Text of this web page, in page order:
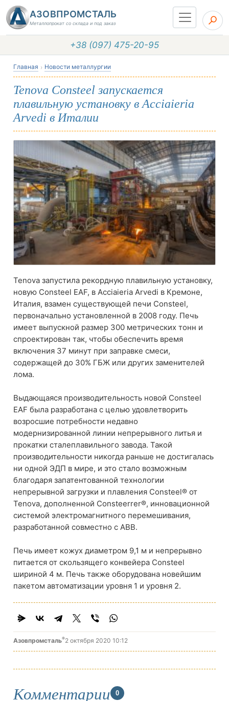
АЗОВПРОМСТАЛЬ
Металлопрокат со склада и под заказ
+38 (097) 475-20-95
Главная Новости металлургии
Tenova Consteel запускается
плавильную установку в Acciaieria
Arvedi в Италии
Tenova запустила рекордную плавильную установку,
новую Consteel EAF, в Acciaieria Arvedi в Кремоне,
Италия, взамен существующей печи Consteel,
первоначально установленной в 2008 году. Печь
имеет выпускной размер 300 метрических тонн и
спроектирован так, чтобы обеспечить время
включения 37 минут при заправке смеси,
содержащей до 30% ГБЖ или других заменителей
лома.
Выдающаяся производительность новой Consteel
EAF была разработана с целью удовлетворить
возросшие потребности недавно
модернизированной линии непрерывного литья и
прокатки сталеплавильного завода. Такой
производительности никогда раньше не достигалась
ни одной ЭДП в мире, и это стало возможным
благодаря запатентованной технологии
непрерывной загрузки и плавления Consteel® от
Tenova, дополненной Consteerrer®, инновационной
системой электромагнитного перемешивания,
разработанной совместно с ABB.
Печь имеет кожух диаметром 9,1 м и непрерывно
питается от скользящего конвейера Consteel
шириной 4 м. Печь также оборудована новейшим
пакетом автоматизации уровня 1 и уровня 2.
Азовпромсталь®2 октября 2020 10:12
Комментарии 0